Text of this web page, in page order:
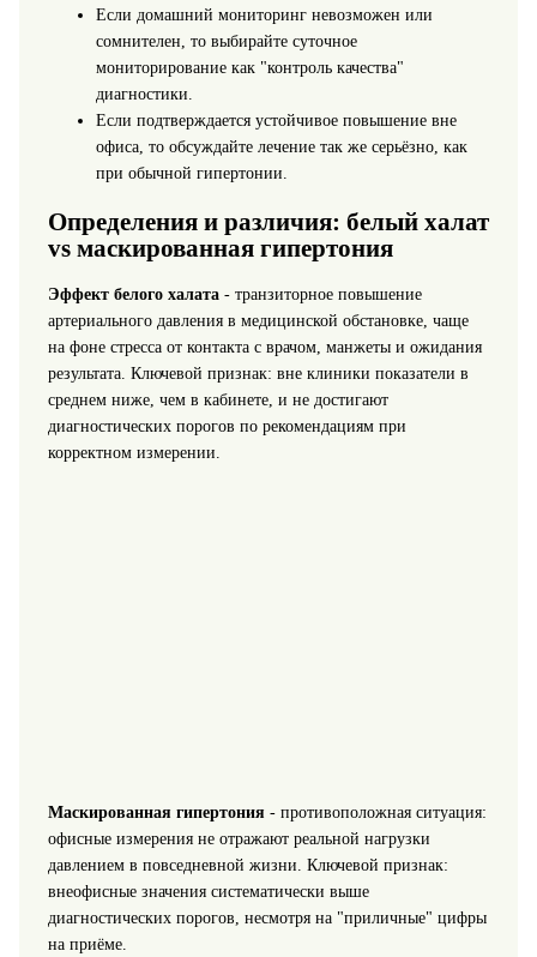
Если домашний мониторинг невозможен или
сомнителен, то выбирайте суточное
мониторирование как "контроль качества"
диагностики.
Если подтверждается устойчивое повышение вне
офиса, то обсуждайте лечение так же серьёзно, как
при обычной гипертонии.
Определения и различия: белый халат
vs маскированная гипертония
Эффект белого халата- транзиторное повышение
артериального давления в медицинской обстановке, чаще
на фоне стресса от контакта с врачом, манжеты и ожидания
результата. Ключевой признак: вне клиники показатели в
среднем ниже, чем в кабинете, и не достигают
диагностических порогов по рекомендациям при
корректном измерении.
Маскированная гипертония- противоположная ситуация:
офисные измерения не отражают реальной нагрузки
давлением в повседневной жизни. Ключевой признак:
внеофисные значения систематически выше
диагностических порогов, несмотря на "приличные" цифры
на приёме.